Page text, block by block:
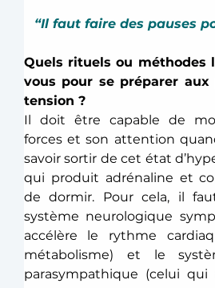
“Il faut faire des pauses
Quels rituels ou méthodes
vous pour se préparer
tension ?
Il doit être capable de
forces et son attention
savoir sortir de cet état
qui produit adrénaline et
de dormir. Pour cela, il
système neurologique
accélère le rythme
métabolisme) et le
parasympathique (celui